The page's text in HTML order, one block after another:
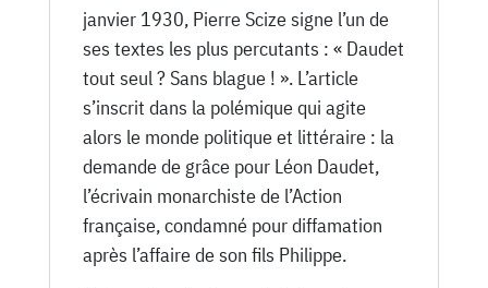
janvier 1930, Pierre Scize signe l’un de
ses textes les plus percutants : « Daudet
tout seul ? Sans blague ! ». L’article
s’inscrit dans la polémique qui agite
alors le monde politique et littéraire : la
demande de grâce pour Léon Daudet,
l’écrivain monarchiste de l’Action
française, condamné pour diffamation
après l’affaire de son fils Philippe.